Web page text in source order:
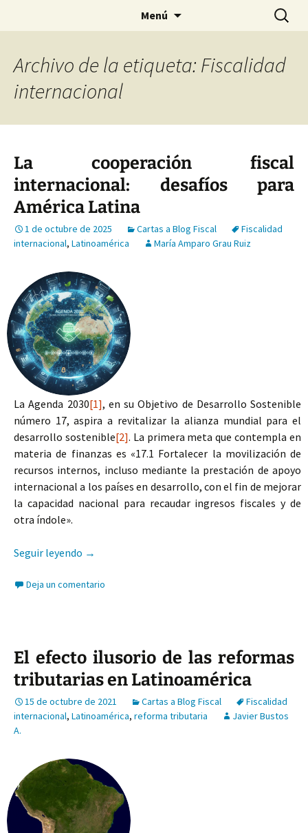
Menú Buscar:
Archivo de la etiqueta: Fiscalidad
internacional
La cooperación fiscal
internacional: desafíos para
América Latina
1 de octubre de 2025 Cartas a Blog Fiscal
Fiscalidad
internacional, Latinoamérica María Amparo Grau Ruiz
La Agenda 2030[1], en su Objetivo de Desarrollo Sostenible
número 17, aspira a revitalizar la alianza mundial para el
desarrollo sostenible[2]. La primera meta que contempla en
materia de finanzas es «17.1 Fortalecer la movilización de
recursos internos, incluso mediante la prestación de apoyo
internacional a los países en desarrollo, con el fin de mejorar
la capacidad nacional para recaudar ingresos fiscales y de
otra índole».
Seguir leyendo La cooperación fiscal internacional: desafíos
→
Deja un comentario
El efecto ilusorio de las reformas
tributarias en Latinoamérica
15 de octubre de 2021 Cartas a Blog Fiscal
Fiscalidad
internacional, Latinoamérica, reforma tributaria
Javier Bustos
A.